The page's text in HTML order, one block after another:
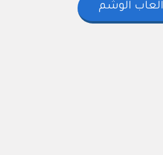
العاب الوشم